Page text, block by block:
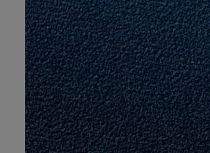
Love 0